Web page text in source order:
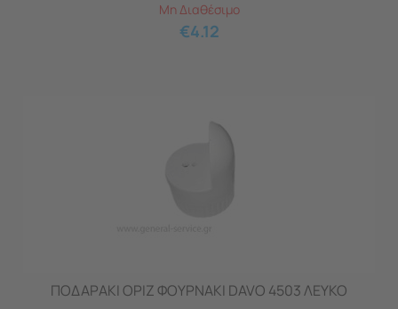
Μη Διαθέσιμο
€4.12
ΠΟΔΑΡΑΚΙ ΟΡΙΖ ΦΟΥΡΝAKI DAVO 4503 ΛΕΥΚΟ